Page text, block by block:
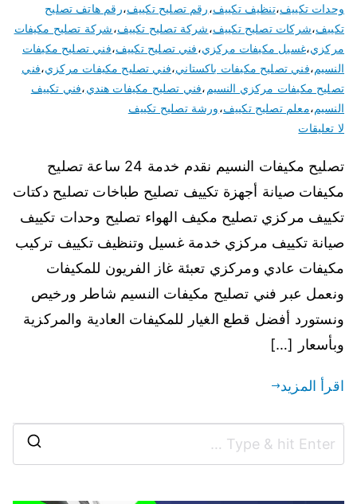
وحدات تكييف،تنظيف تكييف،رقم تصليح تكييف،رقم هاتف تصليح
تكييف،شركات تصليح تكييف،شركة تصليح تكييف،شركة تصليح مكيفات
مركزي،غسيل مكيفات مركزي،فني تصليح تكييف،فني تصليح مكيفات
النسيم،فني تصليح مكيفات باكستاني،فني تصليح مكيفات مركزي،فني
تصليح مكيفات مركزي النسيم ،فني تصليح مكيفات هندي،فني تكييف
النسيم،معلم تصليح تكييف،ورشة تصليح تكييف
لا تعليقات
تصليح مكيفات النسيم نقدم خدمة 24 ساعة تصليح
مكيفات صيانة أجهزة تكييف تصليح طباخات تصليح دكتات
تكييف مركزي تصليح مكيف الهواء تصليح وحدات تكييف
صيانة تكييف مركزي خدمة غسيل وتنظيف تكييف تركيب
مكيفات عادي ومركزي تعبئة غاز الفريون للمكيفات
ونعمل عبر فني تصليح مكيفات النسيم شاطر ورخيص
ونستورد أفضل قطع الغيار للمكيفات العادية والمركزية
وبأسعار […]
اقرأ المزيد